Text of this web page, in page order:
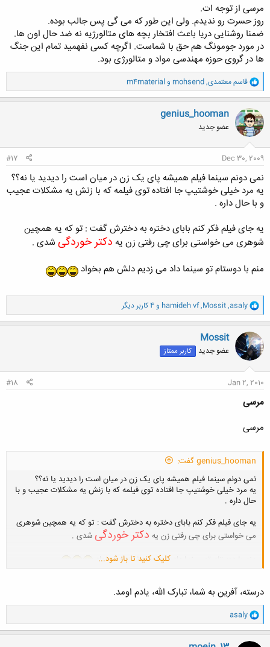
توانست به هدف والای خودش برسه ناگفته نماند که از زحمات خواهرسوسانو
تقدیر شود که در این راه باکمک های مالیو... خود این رشته را پررنگ تر
کردندو........
مرسی از توجه ات.
روز حسرت رو ندیدم. ولی این طور که می گی پس جالب بوده.
ضمنا روشنایی دریا باعث افتخار بچه های متالورژیه نه ضد حال اون ها.
در مورد جومونگ هم حق با شماست. اگرچه کسی نفهمید تمام این جنگ
ها در گروی حوزه مهندسی مواد و متالورژی بود.
و
ا
ک
ن
ش
ه
ا
قاسم معتمدی,
mohsend و m4material
genius_hooman
عضو جدید
Dec 30, 2009
#17
نمی دونم سینما فیلم همیشه پای یک زن در میان است را دیدید یا نه؟؟
یه مرد خیلی خوشتیپ جا افتاده توی فیلمه که با زنش یه مشکلات عجیب
و با حال داره .
یه جای فیلم فکر کنم بابای دختره به دخترش گفت : تو که یه همچین
شوهری می خواستی برای چی رفتی زن یه دکتر خوردگی شدی .
منم با دوستام تو سینما داد می زدیم دلش هم بخواد
و
ا
ک
ن
ش
ه
ا
asaly
,
Mossit
,
hamideh vf و 4 کاربر دیگر
Mossit
عضو جدید کاربر ممتاز
Jan 2, 2010
#18
مرسی
مرسی
genius_hooman گفت:
نمی دونم سینما فیلم همیشه پای یک زن در میان است را دیدید یا نه؟؟
یه مرد خیلی خوشتیپ جا افتاده توی فیلمه که با زنش یه مشکلات عجیب و با
حال داره .
یه جای فیلم فکر کنم بابای دختره به دخترش گفت : تو که یه همچین شوهری
می خواستی برای چی رفتی زن یه دکتر خوردگیشدی .
منم با دوستام تو سینما داد می زدیم دلش هم بخواد
کلیک کنید تا باز شود...
درسته، آفرین به شما، تبارک الله، یادم اومد.
و
ا
ک
ن
asaly